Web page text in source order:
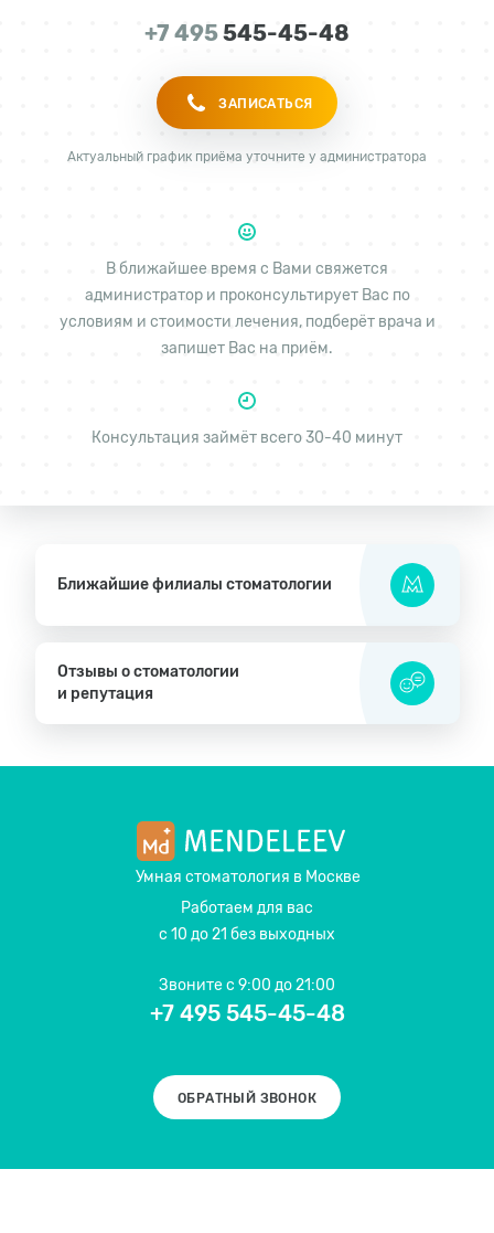
ЗАПИСАТЬСЯ
+7 495545-45-48
Актуальный график приёма уточните у администратора
В ближайшее время с Вами свяжется
администратор и проконсультирует Вас по
условиям и стоимости лечения, подберёт врача и
запишет Вас на приём.
Консультация займёт всего 30-40 минут
Ближайшие филиалы стоматологии
Отзывы о стоматологии
и репутация
Умная стоматология в Москве
Работаем для вас
с 10 до 21 без выходных
Звонитес 9:00 до 21:00
+7 495 545-45-48
ОБРАТНЫЙ ЗВОНОК